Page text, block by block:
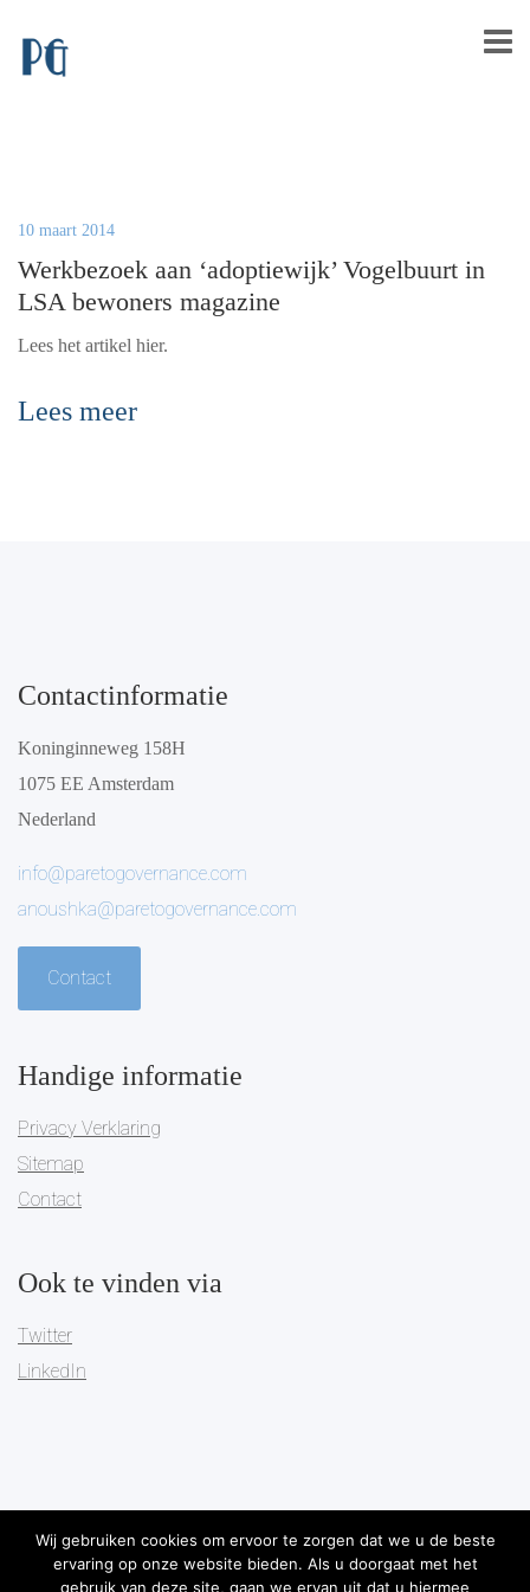
10 maart 2014
Werkbezoek aan ‘adoptiewijk’ Vogelbuurt in
LSA bewoners magazine
Lees het artikel hier.
Lees meer
Contactinformatie
Koninginneweg 158H
1075 EE Amsterdam
Nederland
info@paretogovernance.com
anoushka@paretogovernance.com
Contact
Handige informatie
Privacy Verklaring
Sitemap
Contact
Ook te vinden via
Twitter
LinkedIn
Copyright 2019 Pareto Governance -Algemene Voorwaarden
Wij gebruiken cookies om ervoor te zorgen dat we u de beste
ervaring op onze website bieden. Als u doorgaat met het
gebruik van deze site, gaan we ervan uit dat u hiermee